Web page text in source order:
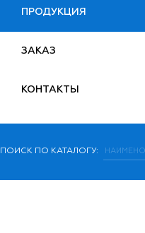
ПРОДУКЦИЯ
ЗАКАЗ
КОНТАКТЫ
ПОИСК ПО КАТАЛОГУ: